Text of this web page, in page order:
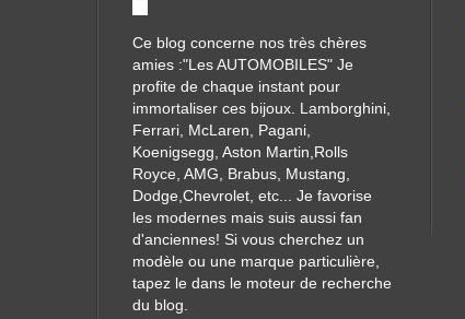
Ce blog concerne nos très chères
amies :"Les AUTOMOBILES" Je
profite de chaque instant pour
immortaliser ces bijoux. Lamborghini,
Ferrari, McLaren, Pagani,
Koenigsegg, Aston Martin,Rolls
Royce, AMG, Brabus, Mustang,
Dodge,Chevrolet, etc... Je favorise
les modernes mais suis aussi fan
d'anciennes! Si vous cherchez un
modèle ou une marque particulière,
tapez le dans le moteur de recherche
du blog.